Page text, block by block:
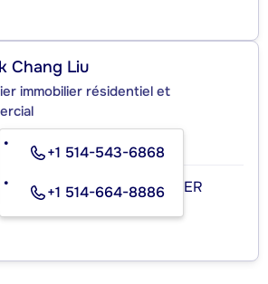
Chang Liu
immobilier résidentiel et
+1 514-543-6868
+1 514-664-8886
LEPAGE DU QUARTIER
immobilière